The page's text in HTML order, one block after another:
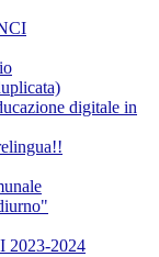
digitale in
2024